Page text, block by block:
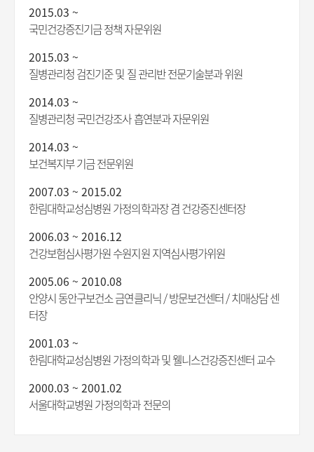
2015.03 ~
국민건강증진기금 정책 자문위원
2015.03 ~
질병관리청 검진기준 및 질 관리반 전문기술분과 위원
2014.03 ~
질병관리청 국민건강조사 흡연분과 자문위원
2014.03 ~
보건복지부 기금 전문위원
2007.03 ~ 2015.02
한림대학교성심병원 가정의학과장 겸 건강증진센터장
2006.03 ~ 2016.12
건강보험심사평가원 수원지원 지역심사평가위원
2005.06 ~ 2010.08
안양시 동안구보건소 금연클리닉 / 방문보건센터 / 치매상담 센
터장
2001.03 ~
한림대학교성심병원 가정의학과 및 웰니스건강증진센터 교수
2000.03 ~ 2001.02
서울대학교병원 가정의학과 전문의